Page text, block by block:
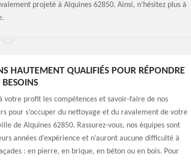
projeté à Alquines 62850. Ainsi, n’hésitez plus à
HAUTEMENT QUALIFIÉS POUR RÉPONDRE
votre profit les compétences et savoir-faire de nos
pour s’occuper du nettoyage et du ravalement de votre
de Alquines 62850. Rassurez-vous, nos équipes sont
années d’expérience et n’auront aucune difficulté à
: en pierre, en brique, en béton ou en bois. Pour